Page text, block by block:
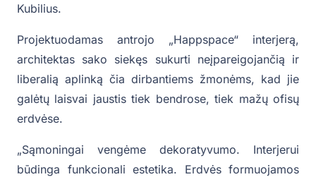
Kubilius.
Projektuodamas antrojo „Happspace“ interjerą,
architektas sako siekęs sukurti neįpareigojančią ir
liberalią aplinką čia dirbantiems žmonėms, kad jie
galėtų laisvai jaustis tiek bendrose, tiek mažų ofisų
erdvėse.
„Sąmoningai vengėme dekoratyvumo. Interjerui
būdinga funkcionali estetika. Erdvės formuojamos